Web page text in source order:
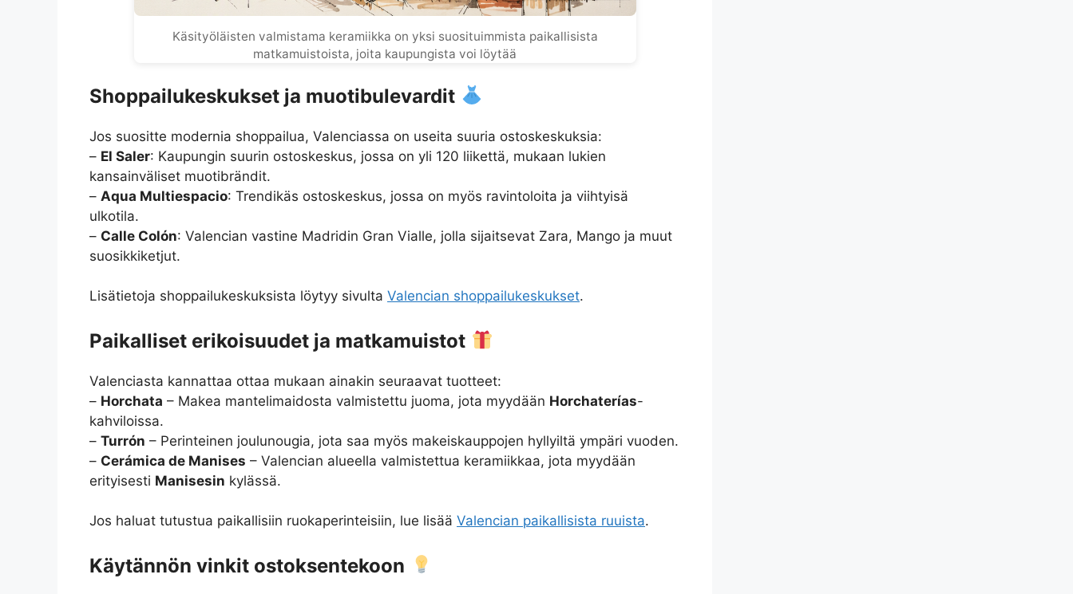
Käsityöläisten valmistama keramiikka on yksi suosituimmista paikallisista
matkamuistoista, joita kaupungista voi löytää
Shoppailukeskukset ja muotibulevardit
Jos suositte modernia shoppailua, Valenciassa on useita suuria ostoskeskuksia:
– El Saler: Kaupungin suurin ostoskeskus, jossa on yli 120 liikettä, mukaan lukien
kansainväliset muotibrändit.
– Aqua Multiespacio: Trendikäs ostoskeskus, jossa on myös ravintoloita ja viihtyisä
ulkotila.
– Calle Colón: Valencian vastine Madridin Gran Vialle, jolla sijaitsevat Zara, Mango ja muut
suosikkiketjut.
Lisätietoja shoppailukeskuksista löytyy sivulta Valencian shoppailukeskukset.
Paikalliset erikoisuudet ja matkamuistot
Valenciasta kannattaa ottaa mukaan ainakin seuraavat tuotteet:
– Horchata – Makea mantelimaidosta valmistettu juoma, jota myydään Horchaterías-
kahviloissa.
– Turrón – Perinteinen joulunougia, jota saa myös makeiskauppojen hyllyiltä ympäri vuoden.
– Cerámica de Manises – Valencian alueella valmistettua keramiikkaa, jota myydään
erityisesti Manisesin kylässä.
Jos haluat tutustua paikallisiin ruokaperinteisiin, lue lisää Valencian paikallisista ruuista.
Käytännön vinkit ostoksentekoon